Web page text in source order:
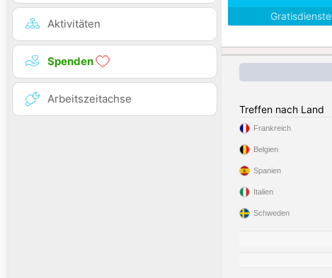
Aktivitäten
Spenden
Arbeitszeitachse
Gratisdienste
Treffen nach Land
Frankreich
Belgien
Spanien
Italien
Schweden